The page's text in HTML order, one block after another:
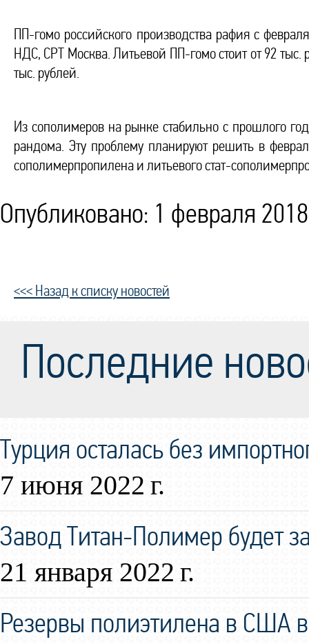
ПП-гомо российского производства рафия с
НДС, СРТ Москва. Литьевой ПП-гомо стоит от 92
тыс. рублей.
Из сополимеров на рынке стабильно с прошлого
рандома. Эту проблему планируют решить в
сополимерпропилена и литьевого стат-
Опубликовано: 1 февраля
<<< Назад к списку новостей
Последние
Турция осталась без
7 июня 2022 г.
Завод Титан-Полимер будет
21 января 2022 г.
Резервы полиэтилена в США